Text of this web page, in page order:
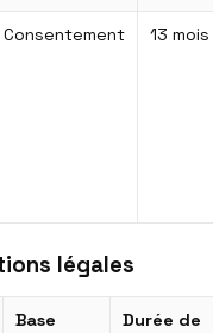
Consentement 13 mois
légales
Base
Durée de